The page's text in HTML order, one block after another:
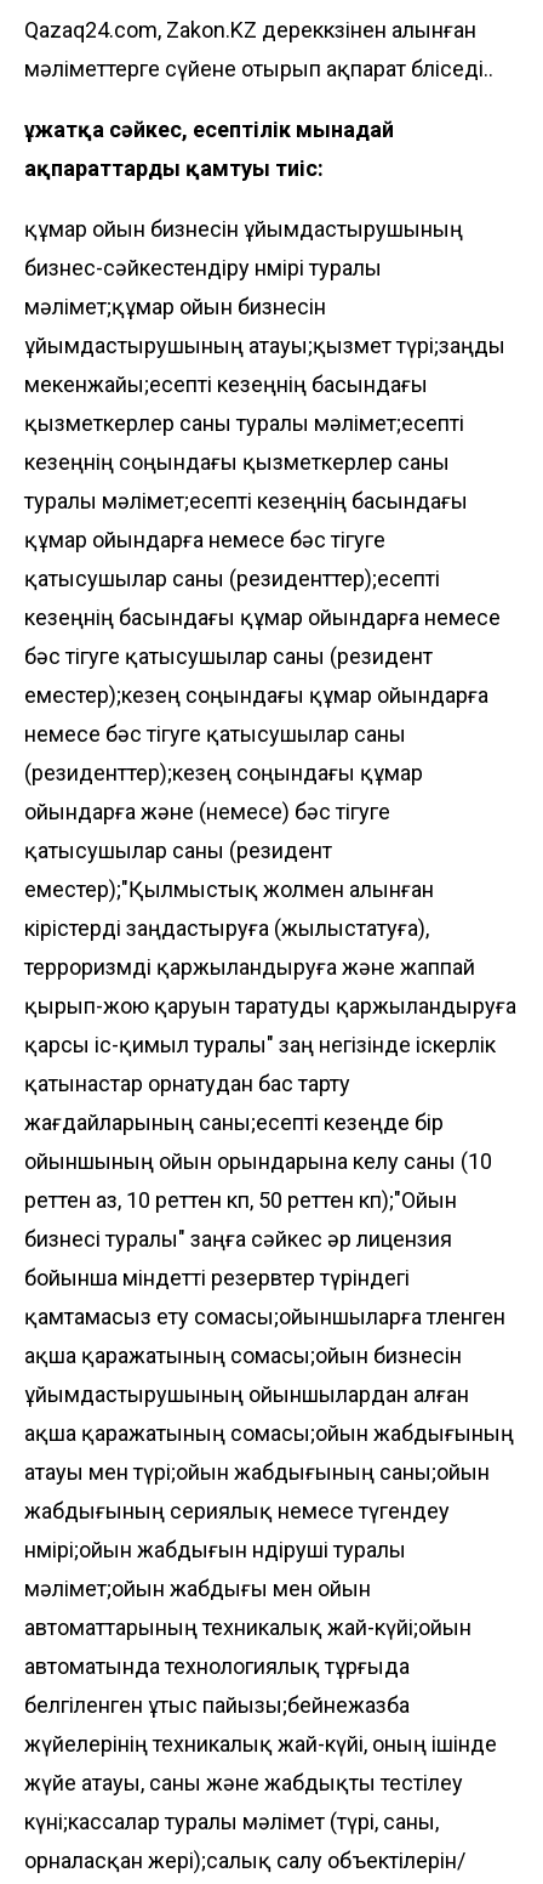
Qazaq24.com, Zakon.KZ дереккөзінен алынған
мәліметтерге сүйене отырып ақпарат бөліседі..
Құжатқа сәйкес, есептілік мынадай
ақпараттарды қамтуы тиіс:
құмар ойын бизнесін ұйымдастырушының
бизнес-сәйкестендіру нөмірі туралы
мәлімет;құмар ойын бизнесін
ұйымдастырушының атауы;қызмет түрі;заңды
мекенжайы;есепті кезеңнің басындағы
қызметкерлер саны туралы мәлімет;есепті
кезеңнің соңындағы қызметкерлер саны
туралы мәлімет;есепті кезеңнің басындағы
құмар ойындарға немесе бәс тігуге
қатысушылар саны (резиденттер);есепті
кезеңнің басындағы құмар ойындарға немесе
бәс тігуге қатысушылар саны (резидент
еместер);кезең соңындағы құмар ойындарға
немесе бәс тігуге қатысушылар саны
(резиденттер);кезең соңындағы құмар
ойындарға және (немесе) бәс тігуге
қатысушылар саны (резидент
еместер);"Қылмыстық жолмен алынған
кірістерді заңдастыруға (жылыстатуға),
терроризмді қаржыландыруға және жаппай
қырып-жою қаруын таратуды қаржыландыруға
қарсы іс-қимыл туралы" заң негізінде іскерлік
қатынастар орнатудан бас тарту
жағдайларының саны;есепті кезеңде бір
ойыншының ойын орындарына келу саны (10
реттен аз, 10 реттен көп, 50 реттен көп);"Ойын
бизнесі туралы" заңға сәйкес әр лицензия
бойынша міндетті резервтер түріндегі
қамтамасыз ету сомасы;ойыншыларға төленген
ақша қаражатының сомасы;ойын бизнесін
ұйымдастырушының ойыншылардан алған
ақша қаражатының сомасы;ойын жабдығының
атауы мен түрі;ойын жабдығының саны;ойын
жабдығының сериялық немесе түгендеу
нөмірі;ойын жабдығын өндіруші туралы
мәлімет;ойын жабдығы мен ойын
автоматтарының техникалық жай-күйі;ойын
автоматында технологиялық тұрғыда
белгіленген ұтыс пайызы;бейнежазба
жүйелерінің техникалық жай-күйі, оның ішінде
жүйе атауы, саны және жабдықты тестілеу
күні;кассалар туралы мәлімет (түрі, саны,
орналасқан жері);салық салу объектілерін/